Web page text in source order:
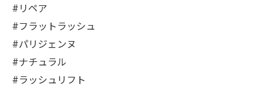
#リペア
#フラットラッシュ
#パリジェンヌ
#ナチュラル
#ラッシュリフト